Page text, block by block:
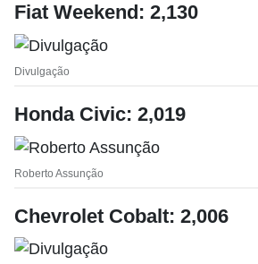
Fiat Weekend: 2,130
Divulgação
Honda Civic: 2,019
Roberto Assunção
Chevrolet Cobalt: 2,006